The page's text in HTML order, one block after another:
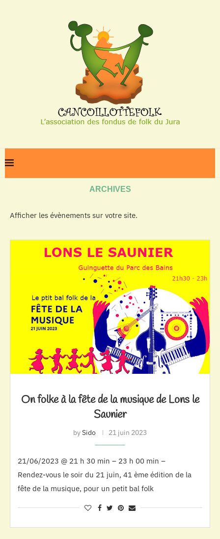
ARCHIVES
Afficher les évènements sur votre site.
On folke à la fête de la musique de Lons le
Saunier
bySido 21 juin 2023
21/06/2023 @ 21 h 30 min – 23 h 00 min –
Rendez-vous le soir du 21 juin, 41 ème édition de la
fête de la musique, pour un petit bal folk